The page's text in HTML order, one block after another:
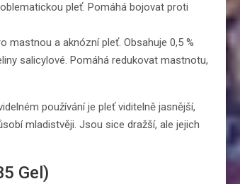
pleť. Pomáhá bojovat proti
mastnou a aknózní pleť. Obsahuje 0,5 %
salicylové. Pomáhá redukovat mastnotu,
používání je pleť viditelně jasnější,
mladistvěji. Jsou sice dražší, ale jejich
Gel)